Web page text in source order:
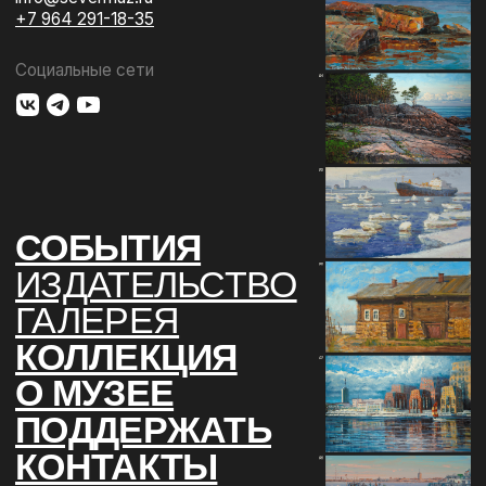
ПОДДЕРЖАТЬ
КОНТАКТЫ
Использование материалов сайта
Разработка сайта
Документы музея